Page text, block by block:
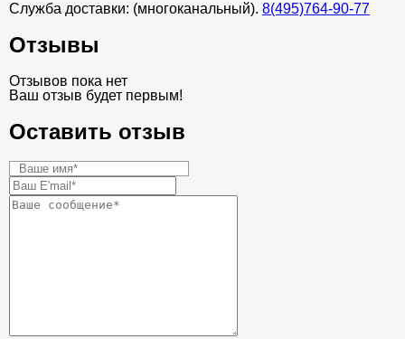
Служба доставки: (многоканальный). 8(495)764-90-77
Отзывы
Отзывов пока нет
Ваш отзыв будет первым!
Оставить отзыв